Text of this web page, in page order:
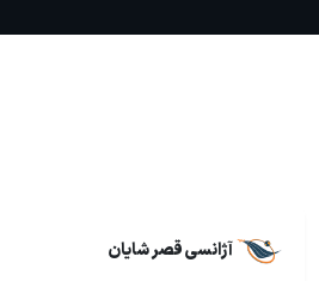
آژانسی قصر شایان